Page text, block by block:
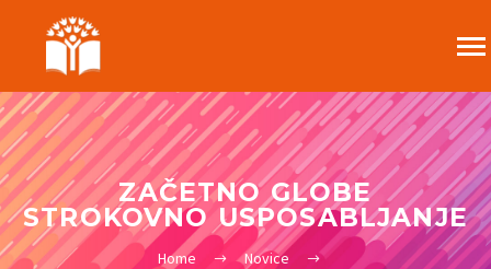
ZAČETNO GLOBE
STROKOVNO USPOSABLJANJE
Home
Novice